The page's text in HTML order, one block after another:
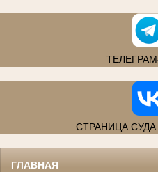
СТРАНИЦА СУДА
ГЛАВНАЯ